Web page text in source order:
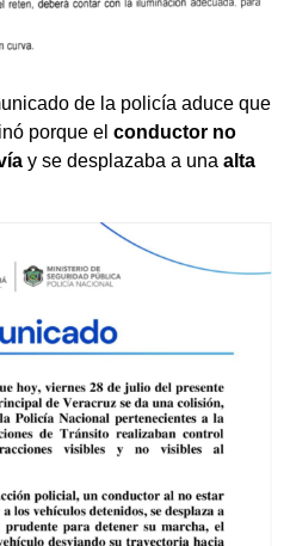
de la policía aduce que
porque el conductor no
y se desplazaba a una alta